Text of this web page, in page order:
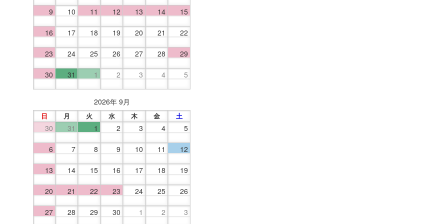
9 10 11 12 13 14 15
16 17 18 19 20 21 22
23 24 25 26 27 28 29
30 31 1 2 3 4 5
2026年 9月
日 月 火 水 木 金 土
30 31 1 2 3 4 5
6 7 8 9 10 11 12
13 14 15 16 17 18 19
20 21 22 23 24 25 26
27 28 29 30 1 2 3